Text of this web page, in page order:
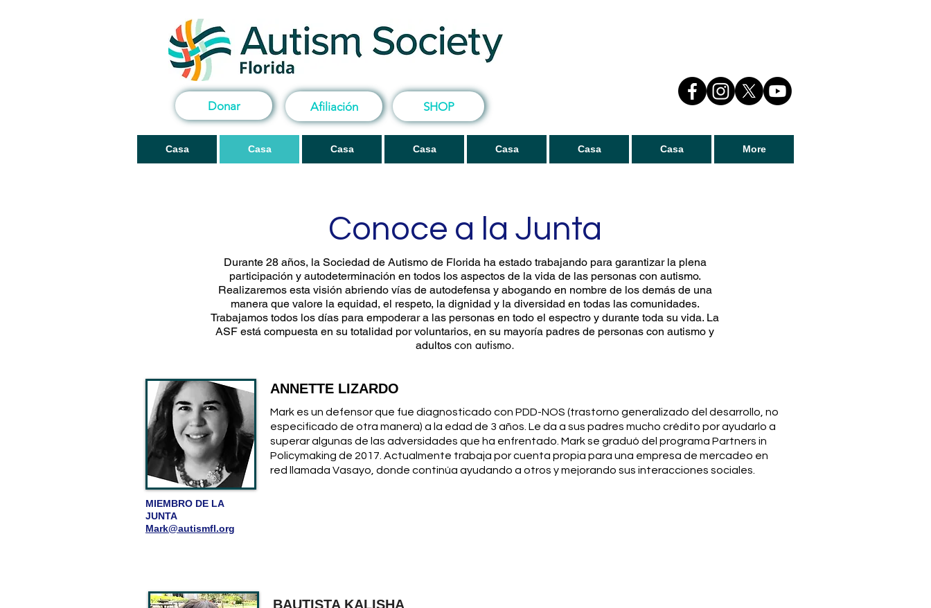
Donar Afiliación SHOP
Casa Casa Casa Casa Casa Casa Casa More
Conoce a la Junta
Durante 28 años, la Sociedad de Autismo de Florida ha estado trabajando para garantizar la plena
participación y autodeterminación en todos los aspectos de la vida de las personas con autismo.
Realizaremos esta visión abriendo vías de autodefensa y abogando en nombre de los demás de una
manera que valore la equidad, el respeto, la dignidad y la diversidad en todas las comunidades.
Trabajamos todos los días para empoderar a las personas en todo el espectro y durante toda su vida. La
ASF está compuesta en su totalidad por voluntarios, en su mayoría padres de personas con autismo y
adultos con autismo.
MIEMBRO DE LA
JUNTA
Mark@autismfl.org
ANNETTE LIZARDO
Mark es un defensor que fue diagnosticado con PDD-NOS (trastorno generalizado del desarrollo, no
especificado de otra manera) a la edad de 3 años. Le da a sus padres mucho crédito por ayudarlo a
superar algunas de las adversidades que ha enfrentado. Mark se graduó del programa Partners in
Policymaking de 2017. Actualmente trabaja por cuenta propia para una empresa de mercadeo en
red llamada Vasayo, donde continúa ayudando a otros y mejorando sus interacciones sociales.
BAUTISTA KALISHA